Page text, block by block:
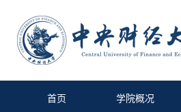
首页 学院概况